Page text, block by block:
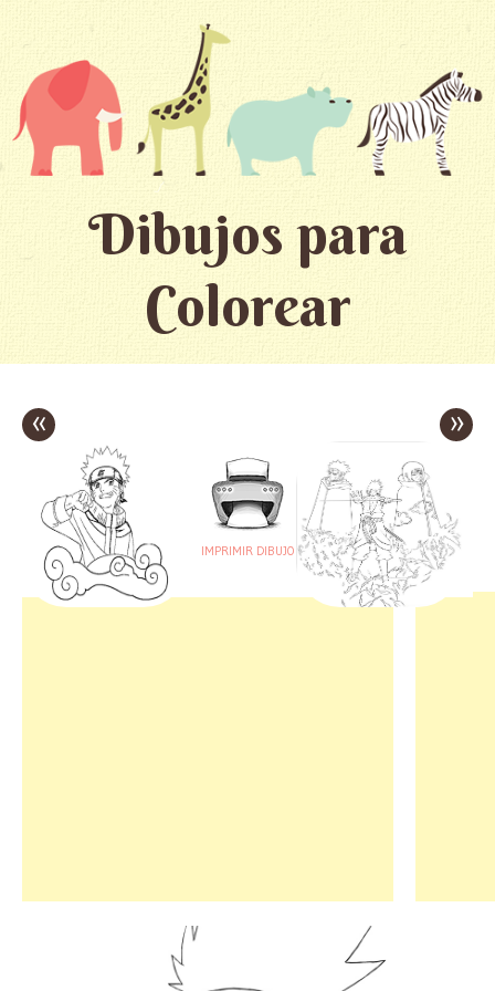
Dibujos para
Colorear
«
IMPRIMIR DIBUJO
»